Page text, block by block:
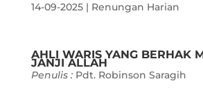
14-09-2025| Renungan Harian
AHLI WARIS YANG BERHAK
JANJI ALLAH
Penulis : Pdt. Robinson Saragih